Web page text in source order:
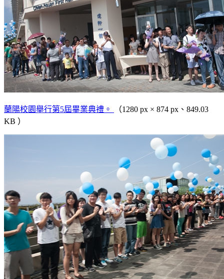
蘭陽校園舉行第5屆畢業典禮。
（1280 px × 874 px、849.03
KB ）